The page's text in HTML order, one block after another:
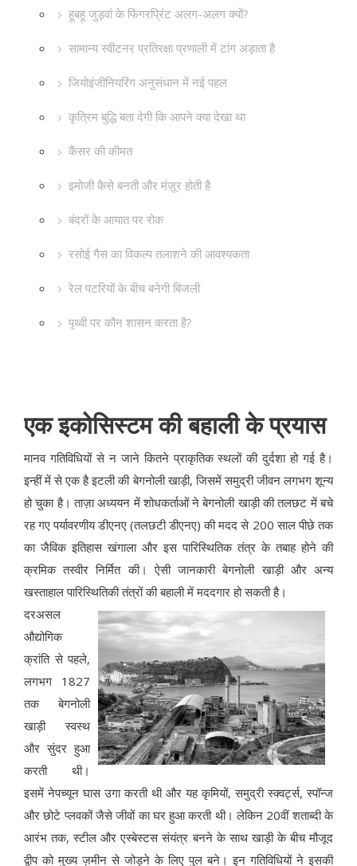
हूबहू जुड़वां के फिंगरप्रिंट अलग-अलग क्यों?
सामान्य स्वीटनर प्रतिरक्षा प्रणाली में टांग अड़ाता है
जियोइंजीनियरिंग अनुसंधान में नई पहल
कृत्रिम बुद्धि बता देगी कि आपने क्या देखा था
कैंसर की कीमत
इमोजी कैसे बनती और मंज़ूर होती है
बंदरों के आयात पर रोक
रसोई गैस का विकल्प तलाशने की आवश्यकता
रेल पटरियों के बीच बनेगी बिजली
पृथ्वी पर कौन शासन करता है?
एक इकोसिस्टम की बहाली के प्रयास
मानव गतिविधियों से न जाने कितने प्राकृतिक स्थलों की दुर्दशा हो गई है।
इन्हीं में से एक है इटली की बेगनोली खाड़ी, जिसमें समुद्री जीवन लगभग शून्य
हो चुका है। ताज़ा अध्ययन में शोधकर्ताओं ने बेगनोली खाड़ी की तलछट में बचे
रह गए पर्यावरणीय डीएनए (तलछटी डीएनए) की मदद से 200 साल पीछे तक
का जैविक इतिहास खंगाला और इस पारिस्थितिक तंत्र के तबाह होने की
क्रमिक तस्वीर निर्मित की। ऐसी जानकारी बेगनोली खाड़ी और अन्य
खस्ताहाल पारिस्थितिकी तंत्रों की बहाली में मददगार हो सकती है।
दरअसल
औद्योगिक
क्रांति से पहले,
लगभग 1827
तक बेगनोली
खाड़ी स्वस्थ
और सुंदर हुआ
करती थी।
इसमें नेपच्यून घास उगा करती थी और यह कृमियों, समुद्री स्क्वर्ट्स, स्पॉन्ज
और छोटे प्लवकों जैसे जीवों का घर हुआ करती थी। लेकिन 20वीं शताब्दी के
आरंभ तक, स्टील और एस्बेस्टस संयंत्र बनने के साथ खाड़ी के बीच मौजूद
द्वीप को मुख्य ज़मीन से जोड़ने के लिए पुल बने। इन गतिविधियों ने इसकी